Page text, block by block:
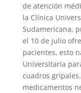
de atención
la Clínica
Sudamericana,
el 10 de julio
pacientes, esto
Universitaria
cuadros
medicamentos